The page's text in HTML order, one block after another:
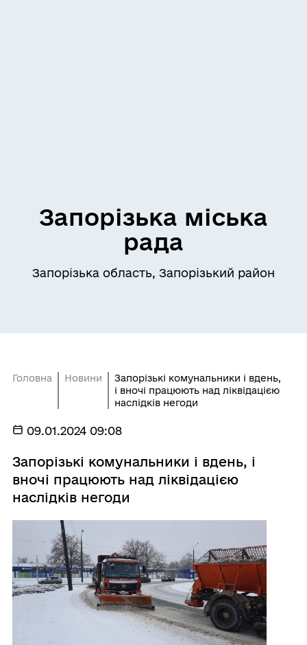
Запорізька міська
рада
Запорізька область, Запорізький район
Головна Новини
Запорізькі комунальники і вдень,
і вночі працюють над ліквідацією
наслідків негоди
09.01.2024 09:08
Запорізькі комунальники і вдень, і
вночі працюють над ліквідацією
наслідків негоди